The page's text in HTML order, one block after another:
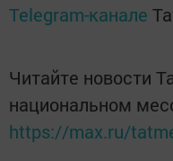
Telegram-канале
Читайте новости
национальном
https://max.ru/